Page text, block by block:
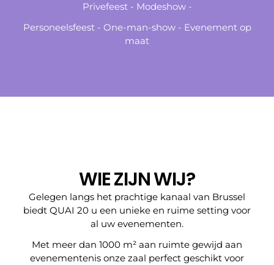
Privefeest - Modeshow -
Personeelsfeest - One-man-show - Evenement op
maat
WIE ZIJN WIJ?
Gelegen langs het prachtige kanaal van Brussel
biedt QUAI 20 u een unieke en ruime setting voor
al uw evenementen.
Met meer dan 1000 m² aan ruimte gewijd aan
evenementenis onze zaal perfect geschikt voor